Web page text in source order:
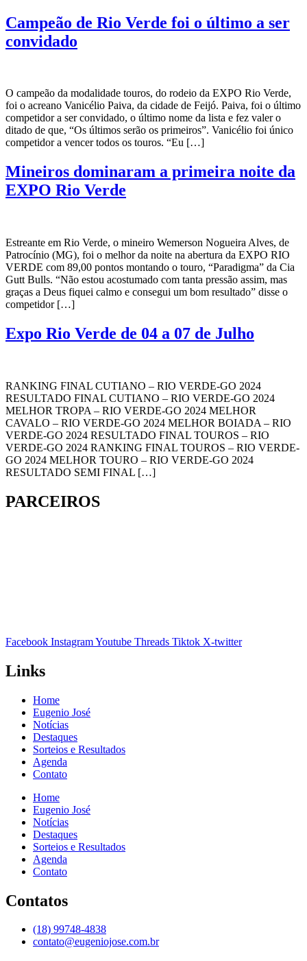
Campeão de Rio Verde foi o último a ser
convidado
O campeão da modalidade touros, do rodeio da EXPO Rio Verde,
foi o acreano Vanicélio Paiva, da cidade de Feijó. Paiva, foi o último
competidor a ser convidado, o último nome da lista e fez valer o
ditado de que, “Os últimos serão os primeiros”. Vanicélio foi único
competidor a vencer todos os touros. “Eu […]
Mineiros dominaram a primeira noite da
EXPO Rio Verde
Estreante em Rio Verde, o mineiro Wemerson Nogueira Alves, de
Patrocínio (MG), foi o melhor da noite na abertura da EXPO RIO
VERDE com 89,00 pontos montando o touro, “Paradigma” da Cia
Gutt Bulls. “Não estou acostumado com tanta pressão assim, mas
graças a Deus fiquei calmo e consegui um bom resultado” disse o
competidor […]
Expo Rio Verde de 04 a 07 de Julho
RANKING FINAL CUTIANO – RIO VERDE-GO 2024
RESULTADO FINAL CUTIANO – RIO VERDE-GO 2024
MELHOR TROPA – RIO VERDE-GO 2024 MELHOR
CAVALO – RIO VERDE-GO 2024 MELHOR BOIADA – RIO
VERDE-GO 2024 RESULTADO FINAL TOUROS – RIO
VERDE-GO 2024 RANKING FINAL TOUROS – RIO VERDE-
GO 2024 MELHOR TOURO – RIO VERDE-GO 2024
RESULTADO SEMI FINAL […]
PARCEIROS
Facebook InstagramYoutube Threads Tiktok X-twitter
Links
Home
Eugenio José
Notícias
Destaques
Sorteios e Resultados
Agenda
Contato
Home
Eugenio José
Notícias
Destaques
Sorteios e Resultados
Agenda
Contato
Contatos
(18) 99748-4838
contato@eugeniojose.com.br